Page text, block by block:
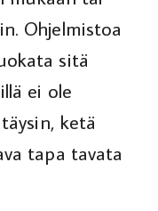
Ohjelmistoa
sitä
ei ole
ketä
tapa tavata